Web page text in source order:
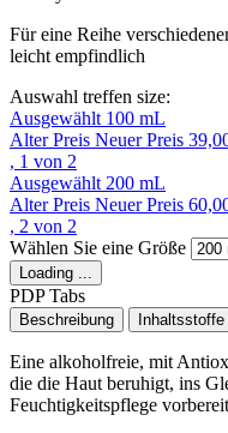
Für eine Reihe
leicht empfindlich
Auswahl treffen size:
Ausgewählt 100 mL
Alter Preis Neuer Preis
, 1 von 2
Ausgewählt 200 mL
Alter Preis Neuer Preis
, 2 von 2
Wählen Sie eine Größe
Loading ...
PDP Tabs
Beschreibung Inhaltsstoffe
Eine alkoholfreie, mit
die die Haut beruhigt, ins
Feuchtigkeitspflege